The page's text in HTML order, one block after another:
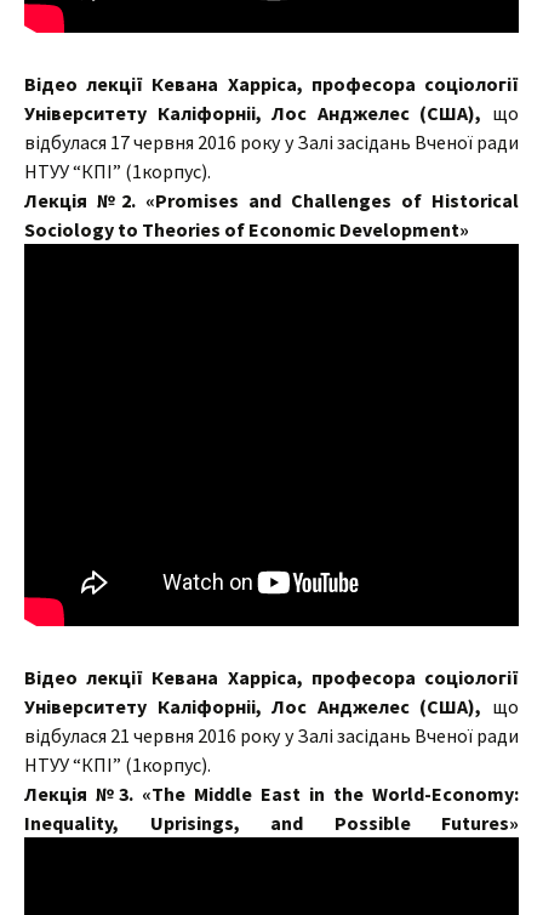
Відеолекції Кевана Харріса, професора соціології
Університету Каліфорніі, Лос Анджелес (США), що
відбулася 17 червня 2016 року у Залі засідань Вченої ради
НТУУ “КПІ” (1корпус).
Лекція №2. «Promises and Challenges of Historical
Sociology to Theories of Economic Development»
Відеолекції Кевана Харріса, професора соціології
Університету Каліфорніі, Лос Анджелес (США), що
відбулася 21 червня 2016 року у Залі засідань Вченої ради
НТУУ “КПІ” (1корпус).
Лекція №3. «The Middle East in the World-Economy:
Inequality, Uprisings, and Possible Futures»